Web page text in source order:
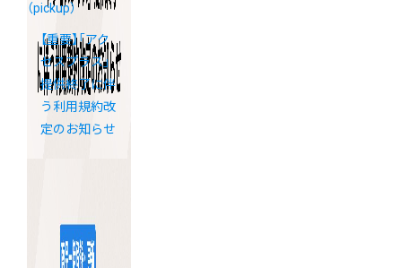
（pickup）
【重要】「アク
セスプラス」
提供終了に伴
う利用規約改
定のお知らせ